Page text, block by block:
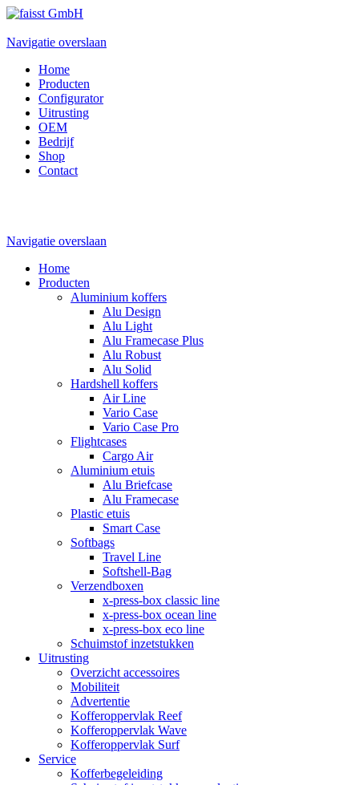
Navigatie overslaan
Home
Producten
Configurator
Uitrusting
OEM
Bedrijf
Shop
Contact
Navigatie overslaan
Home
Producten
Aluminium koffers
Alu Design
Alu Light
Alu Framecase Plus
Alu Robust
Alu Solid
Hardshell koffers
Air Line
Vario Case
Vario Case Pro
Flightcases
Cargo Air
Aluminium etuis
Alu Briefcase
Alu Framecase
Plastic etuis
Smart Case
Softbags
Travel Line
Softshell-Bag
Verzendboxen
x-press-box classic line
x-press-box ocean line
x-press-box eco line
Schuimstof inzetstukken
Uitrusting
Overzicht accessoires
Mobiliteit
Advertentie
Kofferoppervlak Reef
Kofferoppervlak Wave
Kofferoppervlak Surf
Service
Kofferbegeleiding